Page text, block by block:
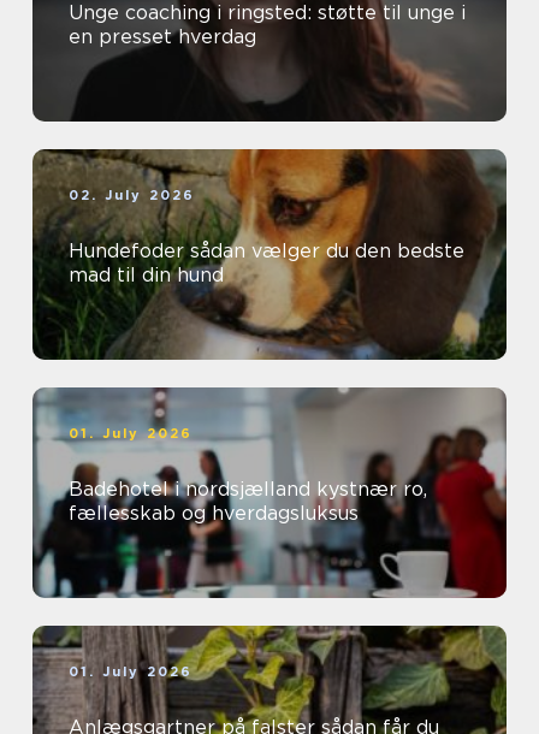
Unge coaching i ringsted: støtte til unge i
en presset hverdag
02. July 2026
Hundefoder sådan vælger du den bedste
mad til din hund
01. July 2026
Badehotel i nordsjælland kystnær ro,
fællesskab og hverdagsluksus
01. July 2026
Anlægsgartner på falster sådan får du